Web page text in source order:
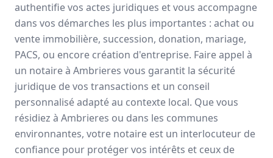
authentifie vos actes juridiques et vous accompagne
dans vos démarches les plus importantes : achat ou
vente immobilière, succession, donation, mariage,
PACS, ou encore création d'entreprise. Faire appel à
un notaire à Ambrieres vous garantit la sécurité
juridique de vos transactions et un conseil
personnalisé adapté au contexte local. Que vous
résidiez à Ambrieres ou dans les communes
environnantes, votre notaire est un interlocuteur de
confiance pour protéger vos intérêts et ceux de